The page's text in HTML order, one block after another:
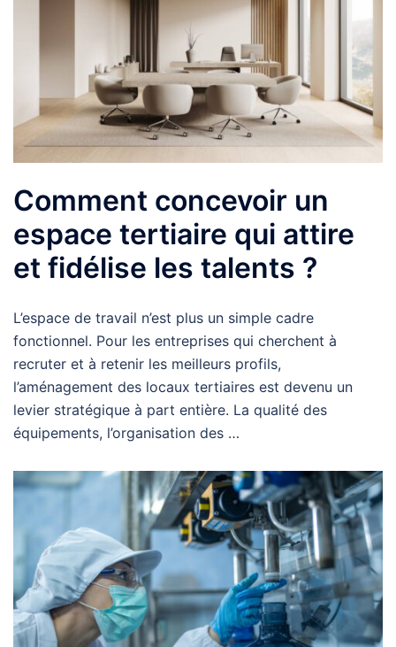
Comment concevoir un
espace tertiaire qui attire
et fidélise les talents ?
L’espace de travail n’est plus un simple cadre
fonctionnel. Pour les entreprises qui cherchent à
recruter et à retenir les meilleurs profils,
l’aménagement des locaux tertiaires est devenu un
levier stratégique à part entière. La qualité des
équipements, l’organisation des …